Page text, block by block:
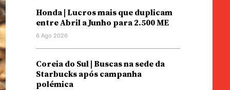
Honda | Lucros mais que duplicam
entre Abril a Junho para 2.500 ME
6 Ago 2026
Coreia do Sul | Buscas na sede da
Starbucks após campanha
polémica